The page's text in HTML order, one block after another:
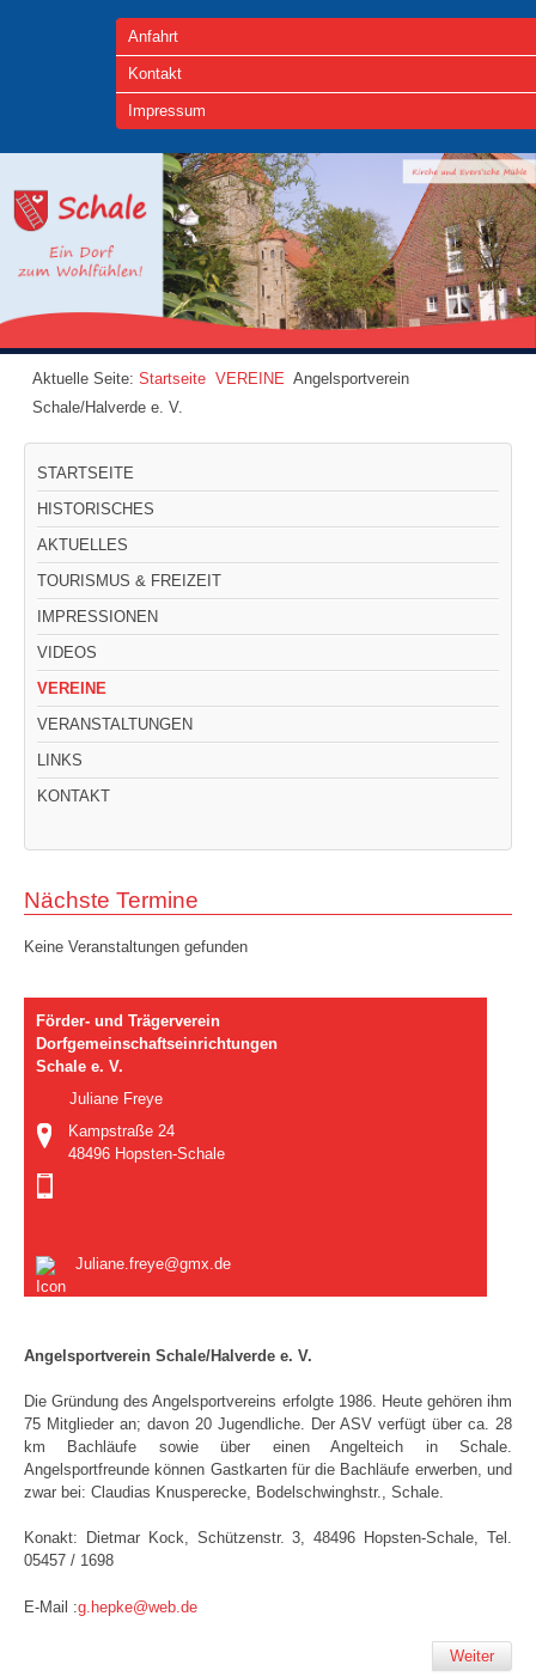
Anfahrt
Kontakt
Impressum
Aktuelle Seite: Startseite VEREINE Angelsportverein
Schale/Halverde e. V.
STARTSEITE
HISTORISCHES
AKTUELLES
TOURISMUS & FREIZEIT
IMPRESSIONEN
VIDEOS
VEREINE
VERANSTALTUNGEN
LINKS
KONTAKT
Nächste Termine
Keine Veranstaltungen gefunden
Förder- und Trägerverein
Dorfgemeinschaftseinrichtungen
Schale e. V.
Juliane Freye
Kampstraße 24
48496 Hopsten-Schale
Juliane.freye@gmx.de
Angelsportverein Schale/Halverde e. V.
Die Gründung des Angelsportvereins erfolgte 1986. Heute gehören ihm
75 Mitglieder an; davon 20 Jugendliche. Der ASV verfügt über ca. 28
km Bachläufe sowie über einen Angelteich in Schale.
Angelsportfreunde können Gastkarten für die Bachläufe erwerben, und
zwar bei: Claudias Knusperecke, Bodelschwinghstr., Schale.
Konakt: Dietmar Kock, Schützenstr. 3, 48496 Hopsten-Schale, Tel.
05457 / 1698
E-Mail :g.hepke@web.de
Weiter